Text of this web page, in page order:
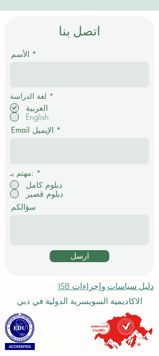
اتصل بنا
الأسم
لغة الدراسة *
م
العربية
English
Email الإيميل
مهتم بـ: *
دبلوم كامل
دبلوم قصير
سؤالكم
ارسل
دليل سياسات وإجراءات ISB
الاكاديمية السويسرية الدولية في دبي